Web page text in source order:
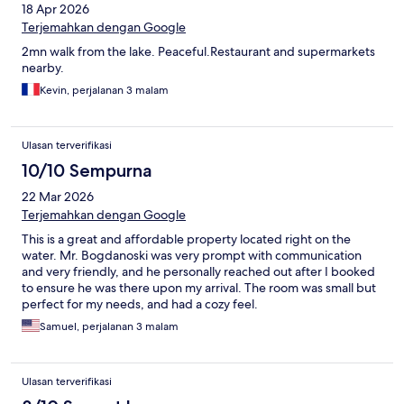
18 Apr 2026
Terjemahkan dengan Google
2mn walk from the lake. Peaceful.Restaurant and supermarkets
nearby.
Kevin, perjalanan 3 malam
Ulasan terverifikasi
10/10 Sempurna
22 Mar 2026
Terjemahkan dengan Google
This is a great and affordable property located right on the
water. Mr. Bogdanoski was very prompt with communication
and very friendly, and he personally reached out after I booked
to ensure he was there upon my arrival. The room was small but
perfect for my needs, and had a cozy feel.
Samuel, perjalanan 3 malam
Ulasan terverifikasi